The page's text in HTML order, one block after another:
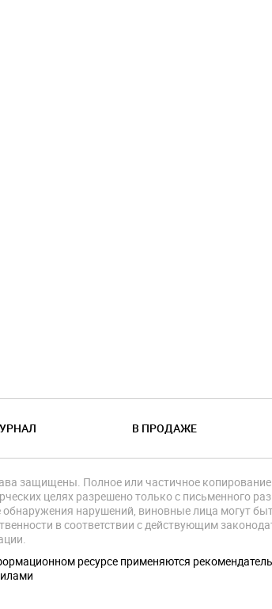
В ПРОДАЖЕ
защищены. Полное или частичное
целях разрешено только с письменного
обнаружения нарушений, виновные лица могут
в соответствии с действующим
ресурсе применяются